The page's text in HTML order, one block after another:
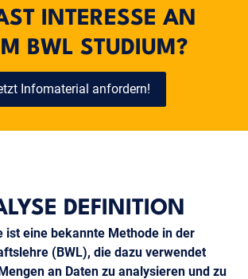
INTERESSE AN
BWL STUDIUM?
Infomaterial anfordern!
DEFINITION
ist eine bekannte Methode in der
(BWL), die dazu verwendet
an Daten zu analysieren und zu